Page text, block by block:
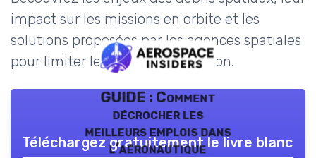
impact sur les missions en orbite et les
solutions proposées par les agences spatiales
pour limiter les risques de collision.
GUIDE : Comment
décrocher les
meilleurs emplois dans
l’aéronautique
Téléchargez gratuitement le livre blanc